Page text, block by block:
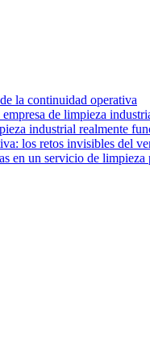
la continuidad operativa
de limpieza
industrial realmente
los retos invisibles del
en un servicio de limpieza